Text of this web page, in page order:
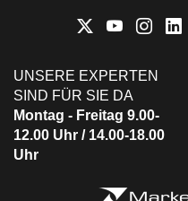
UNSERE EXPERTEN
SIND FÜR SIE DA
Montag - Freitag 9.00-
12.00 Uhr / 14.00-18.00
Uhr